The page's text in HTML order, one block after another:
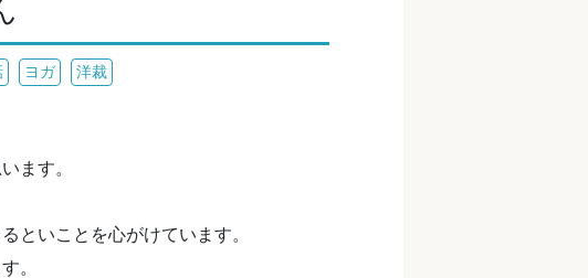
ヨガ 洋裁
ます。
といことを心がけています。
。